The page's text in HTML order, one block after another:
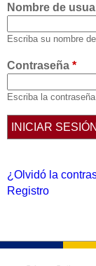
Nombre de
Escriba su nombre
Contraseña *
Escriba la
¿Olvidó la
Registro